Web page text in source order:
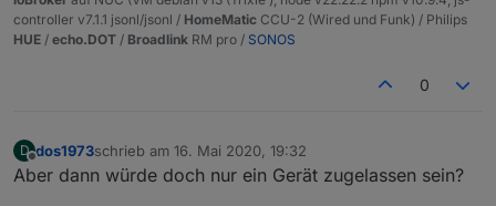
richtige Weg ist?
Habe ich.
aber ich schaffe es nicht aus dem Lan-Home in das
möchte hier eine Einbahnstrassen Regel.
controller v7.1.1 jsonl/jsonl / HomeMatic CCU-2 (Wired und Funk) / Philips
HUE / echo.DOT / Broadlink RM pro / SONOS
0
D
Offline
dos1973schrieb am 16. Mai 2020, 19:32
zuletzt editiert von
Aber dann würde doch nur ein Gerät zugelassen sein?